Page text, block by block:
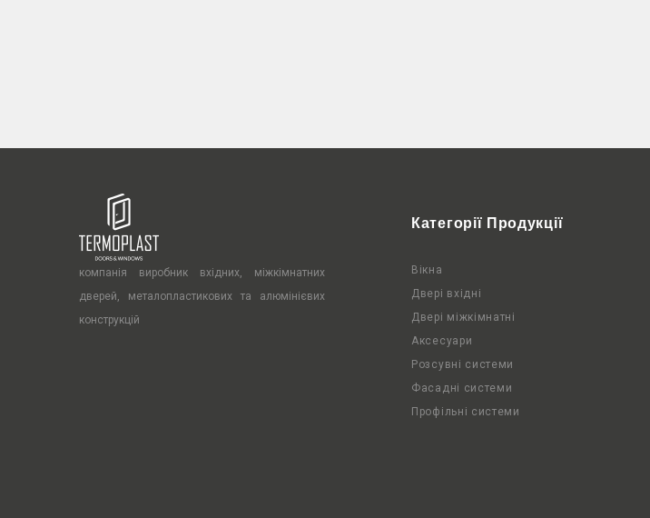
компанія виробник вхідних, міжкімнатних
дверей, металопластикових та алюмінієвих
конструкцій
Категорії Продукції
Вікна
Двері вхідні
Двері міжкімнатні
Аксесуари
Розсувні системи
Фасадні системи
Профільні системи